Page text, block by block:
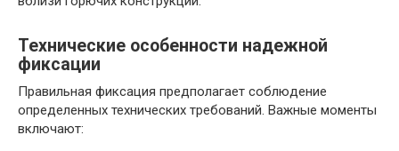
Технические особенности надежной
фиксации
Правильная фиксация предполагает соблюдение
определенных технических требований. Важные моменты
включают: